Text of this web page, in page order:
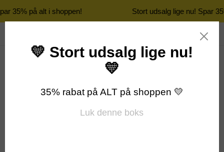
35% på alt i shoppen!
Stort udsalg lige nu! Spar